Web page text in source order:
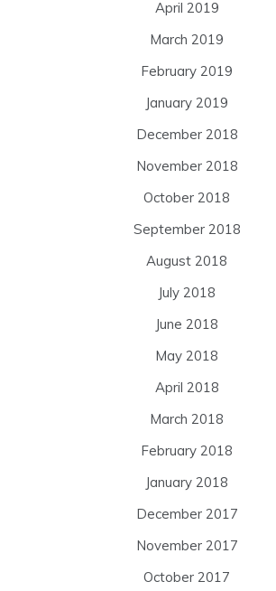
April 2019
March 2019
February 2019
January 2019
December 2018
November 2018
October 2018
September 2018
August 2018
July 2018
June 2018
May 2018
April 2018
March 2018
February 2018
January 2018
December 2017
November 2017
October 2017